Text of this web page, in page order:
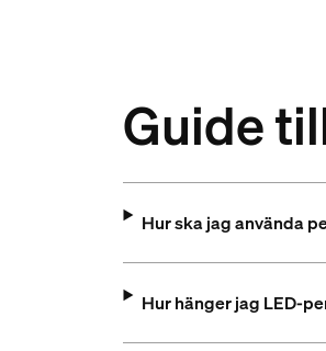
Guide
Hur ska jag använda
Hur hänger jag LED-